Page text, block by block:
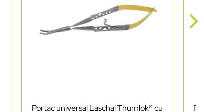
Portac universal Laschal Thumlok® cu